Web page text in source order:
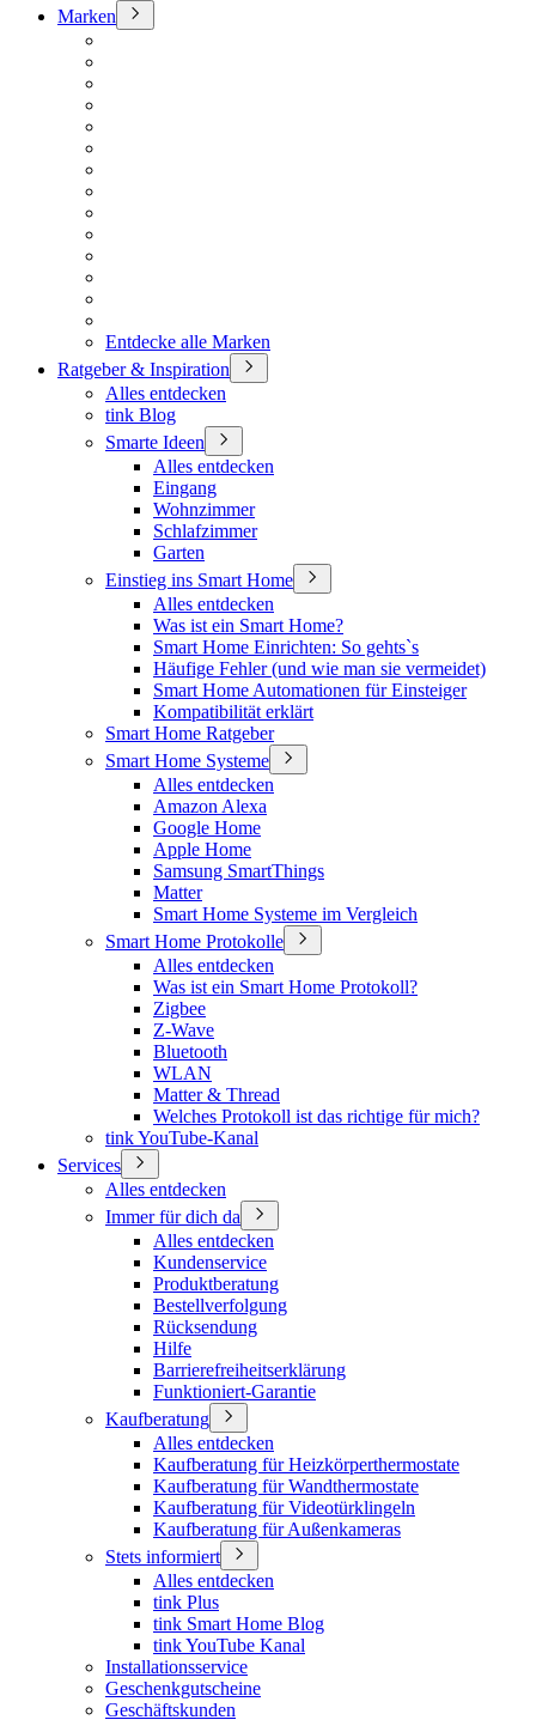
Marken
Entdecke alle Marken
Ratgeber & Inspiration
Alles entdecken
tink Blog
Smarte Ideen
Alles entdecken
Eingang
Wohnzimmer
Schlafzimmer
Garten
Einstieg ins Smart Home
Alles entdecken
Was ist ein Smart Home?
Smart Home Einrichten: So gehts`s
Häufige Fehler (und wie man sie vermeidet)
Smart Home Automationen für Einsteiger
Kompatibilität erklärt
Smart Home Ratgeber
Smart Home Systeme
Alles entdecken
Amazon Alexa
Google Home
Apple Home
Samsung SmartThings
Matter
Smart Home Systeme im Vergleich
Smart Home Protokolle
Alles entdecken
Was ist ein Smart Home Protokoll?
Zigbee
Z-Wave
Bluetooth
WLAN
Matter & Thread
Welches Protokoll ist das richtige für mich?
tink YouTube-Kanal
Services
Alles entdecken
Immer für dich da
Alles entdecken
Kundenservice
Produktberatung
Bestellverfolgung
Rücksendung
Hilfe
Barrierefreiheitserklärung
Funktioniert-Garantie
Kaufberatung
Alles entdecken
Kaufberatung für Heizkörperthermostate
Kaufberatung für Wandthermostate
Kaufberatung für Videotürklingeln
Kaufberatung für Außenkameras
Stets informiert
Alles entdecken
tink Plus
tink Smart Home Blog
tink YouTube Kanal
Installationsservice
Geschenkgutscheine
Geschäftskunden